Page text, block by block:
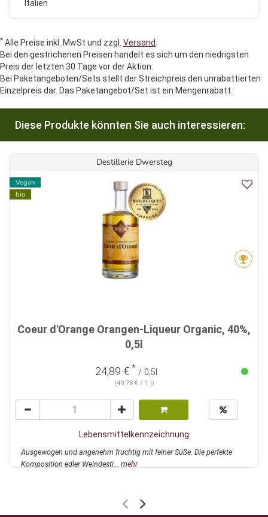
Italien
* Alle Preise inkl. MwSt und zzgl. Versand
Bei den gestrichenen Preisen handelt es sich um den niedrigsten
Preis der letzten 30 Tage vor der Aktion.
Bei Paketangeboten/Sets stellt der Streichpreis den unrabattierten
Einzelpreis dar. Das Paketangebot/Set ist ein Mengenrabatt.
Diese Produkte könnten Sie auch interessieren:
Destillerie Dwersteg
Vegan
bio
Coeur d'Orange Orangen-Liqueur Organic, 40%,
0,5l
24,89 € * / 0,5l
(49,78 € / 1 l)
Lebensmittelkennzeichnung
Ausgewogen und angenehm fruchtig mit feiner Süße. Die perfekte
Komposition edler Weindesti... mehr